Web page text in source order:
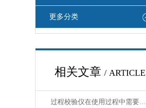
更多分类
相关文章 / ARTICLE
过程校验仪在使用过程中需要注意哪些安全问题